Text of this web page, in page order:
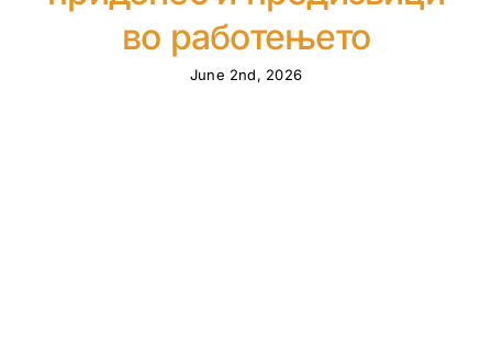
во работењето
June 2nd, 2026